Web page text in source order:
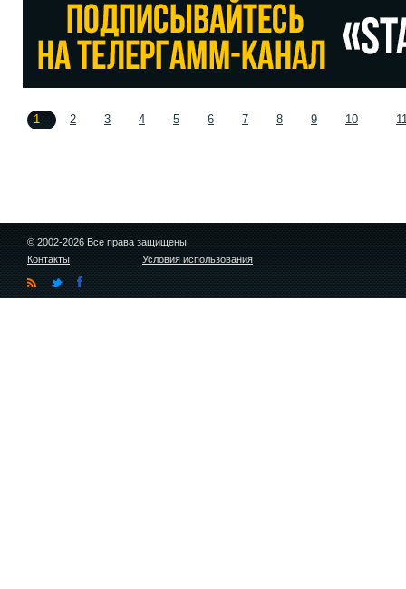
1 2 3 4 5 6 7 8 9 10
© 2002-2026 Все права защищены
Контакты
Условия использования